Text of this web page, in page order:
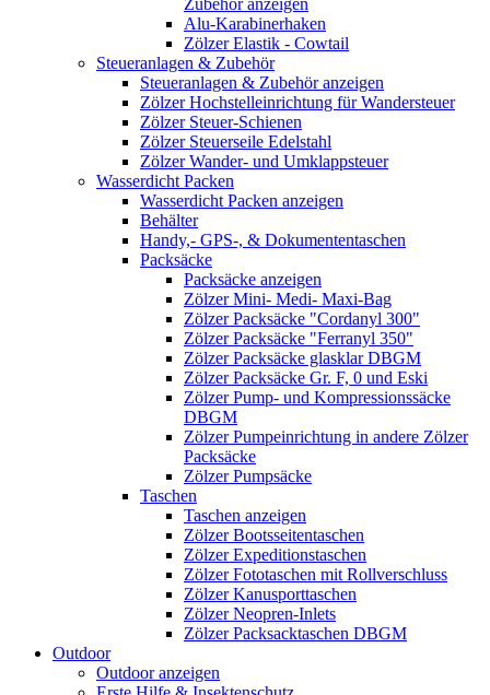
Alu-Karabinerhaken
Zölzer Elastik - Cowtail
Steueranlagen & Zubehör
Steueranlagen & Zubehör anzeigen
Zölzer Hochstelleinrichtung für Wandersteuer
Zölzer Steuer-Schienen
Zölzer Steuerseile Edelstahl
Zölzer Wander- und Umklappsteuer
Wasserdicht Packen
Wasserdicht Packen anzeigen
Behälter
Handy,- GPS-, & Dokumententaschen
Packsäcke
Packsäcke anzeigen
Zölzer Mini- Medi- Maxi-Bag
Zölzer Packsäcke "Cordanyl 300"
Zölzer Packsäcke "Ferranyl 350"
Zölzer Packsäcke glasklar DBGM
Zölzer Packsäcke Gr. F, 0 und Eski
Zölzer Pump- und Kompressionssäcke
DBGM
Zölzer Pumpeinrichtung in andere Zölzer
Packsäcke
Zölzer Pumpsäcke
Taschen
Taschen anzeigen
Zölzer Bootsseitentaschen
Zölzer Expeditionstaschen
Zölzer Fototaschen mit Rollverschluss
Zölzer Kanusporttaschen
Zölzer Neopren-Inlets
Zölzer Packsacktaschen DBGM
Outdoor
Outdoor anzeigen